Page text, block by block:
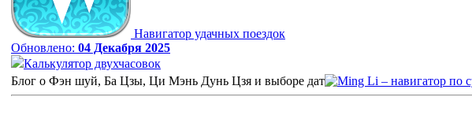
Навигатор удачных поездок
Обновлено: 04 Декабря 2025
Калькулятор двухчасовок
Блог о Фэн шуй, Ба Цзы, Ци Мэнь Дунь Цзя и выборе дат